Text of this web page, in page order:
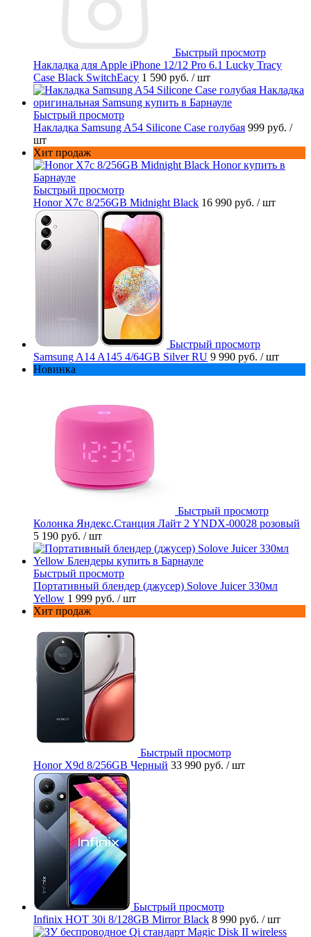
Быстрый просмотр
Накладка для Apple iPhone 12/12 Pro 6.1 Lucky Tracy
Case Black SwitchEacy 1 590 руб. / шт
Быстрый просмотр
Накладка Samsung A54 Silicone Case голубая 999 руб. /
шт
Хит продаж
Быстрый просмотр
Honor X7c 8/256GB Midnight Black 16 990 руб. / шт
Быстрый просмотр
Samsung A14 A145 4/64GB Silver RU 9 990 руб. / шт
Новинка
Быстрый просмотр
Колонка Яндекс.Станция Лайт 2 YNDX-00028 розовый
5 190 руб. / шт
Быстрый просмотр
Портативный блендер (джусер) Solove Juicer 330мл
Yellow 1 999 руб. / шт
Хит продаж
Быстрый просмотр
Honor X9d 8/256GB Черный 33 990 руб. / шт
Быстрый просмотр
Infinix HOT 30i 8/128GB Mirror Black 8 990 руб. / шт